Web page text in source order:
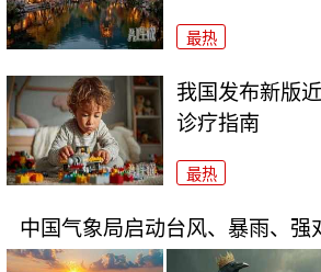
最热
我国发布新版
诊疗指南
最热
中国气象局启动台风、暴雨、强